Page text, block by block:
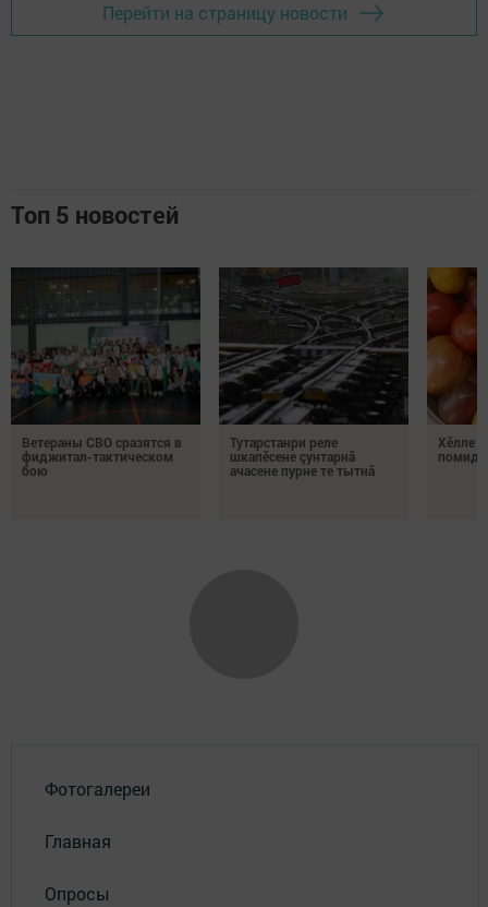
Перейти на страницу новости
Топ 5 новостей
Ветераны СВО сразятся в
фиджитал-тактическом
бою
Тутарстанри реле
шкапӗсене çунтарнă
ачасене пурне те тытнă
Хӗлле
Фотогалереи
Главная
Опросы